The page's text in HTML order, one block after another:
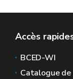
Accès
BCED-WI
Catalogue de